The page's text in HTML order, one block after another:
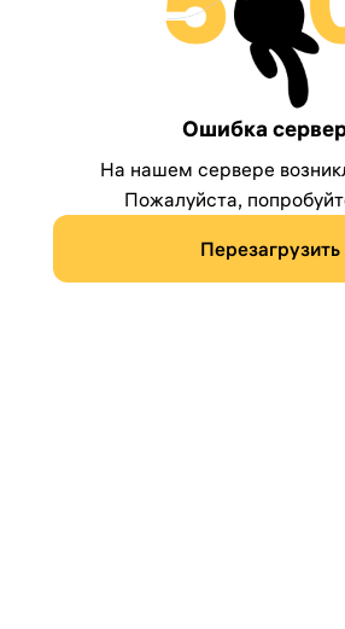
Ошибка
На нашем сервере
Пожалуйста,
Перезагрузить